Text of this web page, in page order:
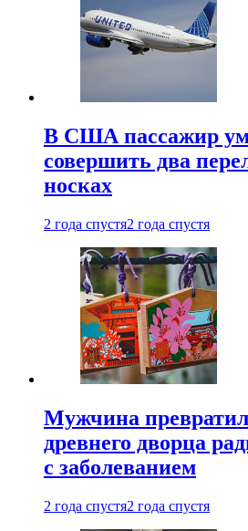
В США пассажир
совершить два
носках
2 года спустя2 года спустя
Мужчина
древнего дворца
с заболеванием
2 года спустя2 года спустя